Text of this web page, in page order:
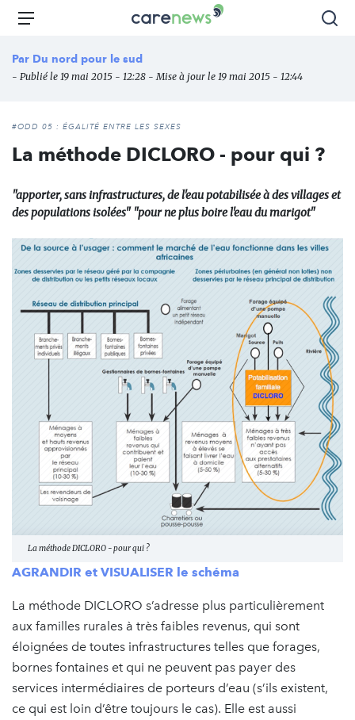
Aller
principal
Carenews,
média
des
l'engagement
Menu
Par Du nord pour le sud
- Publié le 19 mai 2015 - 12:28 - Mise à jour le 19 mai 2015 - 12:44
#ODD 05 : ÉGALITÉ ENTRE LES SEXES
La méthode DICLORO - pour qui ?
"apporter, sans infrastructures, de l'eau potabilisée à des villages et
des populations isolées" "pour ne plus boire l'eau du marigot"
La méthode DICLORO - pour qui ?
AGRANDIR et VISUALISER le schéma
La méthode DICLORO s’adresse plus particulièrement
aux familles rurales à très faibles revenus, qui sont
éloignées de toutes infrastructures telles que forages,
bornes fontaines et qui ne peuvent pas payer des
services intermédiaires de porteurs d’eau (s’ils existent,
ce qui est loin d’être toujours le cas). Elle est aussi